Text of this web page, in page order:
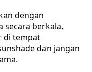
dengan
secara berkala,
di tempat
dan jangan